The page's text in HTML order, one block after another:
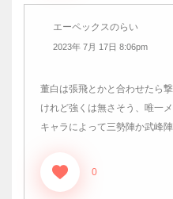
エーペックスのらい
2023年 7月 17日 8:06pm
董白は張飛とかと合わせたら
けれど強くは無さそう、唯一
キャラによって三勢陣か武峰
0